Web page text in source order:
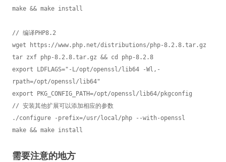
make && make install
// 编译PHP8.2
wget https://www.php.net/distributions/php-8.2.8.tar.gz
tar zxf php-8.2.8.tar.gz && cd php-8.2.8
export LDFLAGS="-L/opt/openssl/lib64 -Wl,-
rpath=/opt/openssl/lib64"
export PKG_CONFIG_PATH=/opt/openssl/lib64/pkgconfig
// 安装其他扩展可以添加相应的参数
./configure -prefix=/usr/local/php --with-openssl
make && make install
需要注意的地方